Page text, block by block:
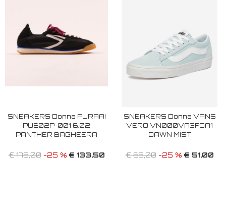
SNEAKERS Donna PURAAI
PU602P-001 6.02
PANTHER BAGHEERA
€ 178,00-25 % € 133,50
SNEAKERS Donna VANS
VERO VN000VA3FOA1
DAWN MIST
€ 68,00-25 % € 51,00